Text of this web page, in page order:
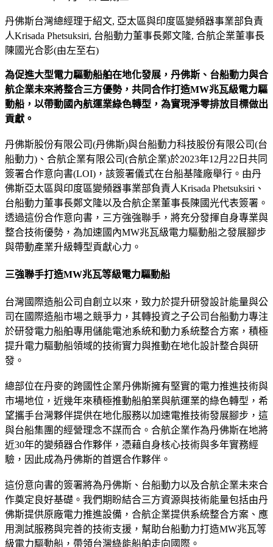
丹佛斯台灣總經理于紹文, 亞太區與印度區變頻器事業部負責
人Krisada Phetsuksiri, 台船動力董事長鄭文隆, 合航企業董事長
陳國光合影(由左至右)
為促進大型電力驅動船舶在地化發展，丹佛斯、台船動力與合
航企業未來將整合三方優勢，共同合作打造MW兆瓦級電力驅
動船，以帶動國內航運業綠色轉型，為實現淨零排放目標做出
貢獻。
丹佛斯股份有限公司(丹佛斯)與台船動力科技股份有限公司(台
船動力)、合航企業有限公司(合航企業)於2023年12月22日共同
簽署合作意向書(LOI)，該簽署儀式在台船基隆廠舉行。由丹
佛斯亞太區與印度區變頻器事業部負責人Krisada Phetsuksiri、
台船動力董事長鄭文隆以及合航企業董事長陳國光代表簽署。
透過這份合作意向書，三方強強聯手，將充分發揮自身專業與
整合技術優勢，為加速國內MW兆瓦級電力驅動船之發展腳步
與帶動產業升級轉型貢獻心力。
三強聯手打造MW兆瓦等級電力驅動船
台灣國際造船公司自創立以來，致力於提升研發設計能量與公
司在國際造船市場之競爭力，其轉投資之子公司台船動力專注
於研發電力船舶專用儲能電池系統和動力系統整合方案，積極
提升電力驅動船領域的技術實力與推動在地化設計整合與研
發。
總部位在丹麥的跨國性企業丹佛斯擁有堅實的電力推進技術與
市場地位，近幾年來積極推動船舶業與航運業的綠色轉型，希
望攜手台灣夥伴提供在地化服務以加速電推技術發展腳步，這
與台船集團的經營理念不謀而合。合航企業作為丹佛斯在地將
近30年的變頻器合作夥伴，憑藉自身核心技術與多年實務經
驗，因此成為丹佛斯的首選合作夥伴。
這份意向書的簽署將為丹佛斯、台船動力以及合航企業未來合
作奠定良好基礎。我們期盼結合三方資源與技術能量包括由丹
佛斯提供原廠電力推進設備，合航企業提供系統整合方案、應
用測試服務與完善的技術支援，幫助台船動力打造MW兆瓦等
級電力驅動船，帶領台灣綠能船舶走向國際。